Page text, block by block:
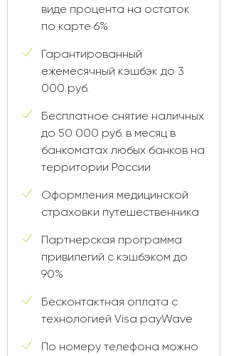
виде процента на остаток
по карте 6%
Гарантированный
ежемесячный кэшбэк до 3
000 руб.
Бесплатное снятие наличных
до 50 000 руб. в месяц в
банкоматах любых банков на
территории России
Оформления медицинской
страховки путешественника
Партнерская программа
привилегий с кэшбэком до
90%
Бесконтактная оплата с
технологией Visa payWave
По номеру телефона можно